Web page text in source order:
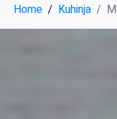
Home Kuhinja